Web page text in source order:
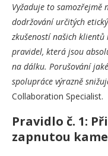
Vyžaduje to samozřejmě
dodržování určitých
zkušeností našich
pravidel, která jsou
na dálku. Porušování
spolupráce výrazně
Collaboration Specialist.
Pravidlo č. 1:
zapnutou